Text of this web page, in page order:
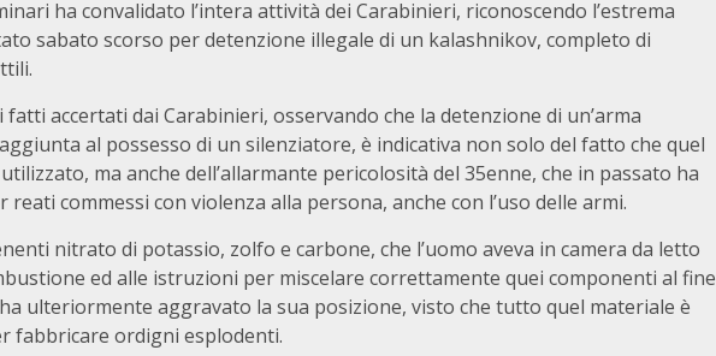
ha convalidato l’intera attività dei Carabinieri, riconoscendo l’estrema
sabato scorso per detenzione illegale di un kalashnikov, completo di
accertati dai Carabinieri, osservando che la detenzione di un’arma
al possesso di un silenziatore, è indicativa non solo del fatto che quel
ma anche dell’allarmante pericolosità del 35enne, che in passato ha
commessi con violenza alla persona, anche con l’uso delle armi.
nitrato di potassio, zolfo e carbone, che l’uomo aveva in camera da letto
ed alle istruzioni per miscelare correttamente quei componenti al fine
ulteriormente aggravato la sua posizione, visto che tutto quel materiale è
fabbricare ordigni esplodenti.